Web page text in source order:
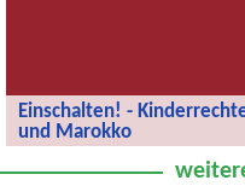
Einschalten! -
und Marokko